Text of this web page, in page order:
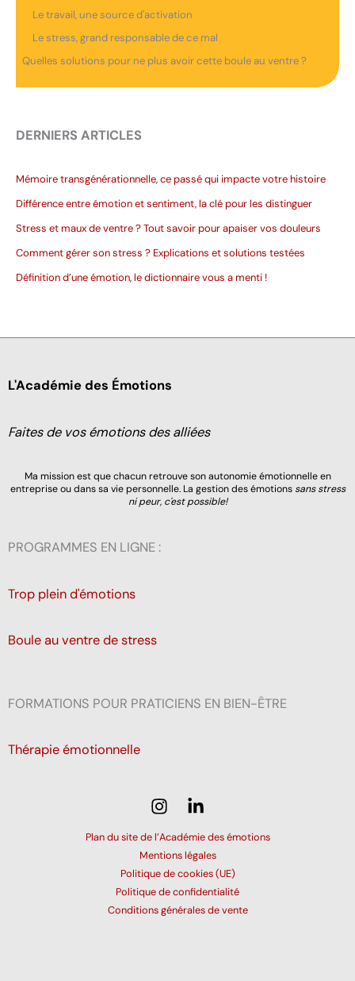
Le travail, une source d'activation
Le stress, grand responsable de ce mal
Quelles solutions pour ne plus avoir cette boule au ventre ?
DERNIERS ARTICLES
Mémoire transgénérationnelle, ce passé qui impacte votre histoire
Différence entre émotion et sentiment, la clé pour les distinguer
Stress et maux de ventre ? Tout savoir pour apaiser vos douleurs
Comment gérer son stress ? Explications et solutions testées
Définition d’une émotion, le dictionnaire vous a menti !
L'Académie des Émotions
Faites de vos émotions des alliées
Ma mission est que chacun retrouve son autonomie émotionnelle en
entreprise ou dans sa vie personnelle. La gestion des émotionssans stress
ni peur, c'est possible!
PROGRAMMES EN LIGNE :
Trop plein d'émotions
Boule au ventre de stress
FORMATIONS POUR PRATICIENS EN BIEN-ÊTRE
Thérapie émotionnelle
Plan du site de l’Académie des émotions
Mentions légales
Politique de cookies (UE)
Politique de confidentialité
Conditions générales de vente